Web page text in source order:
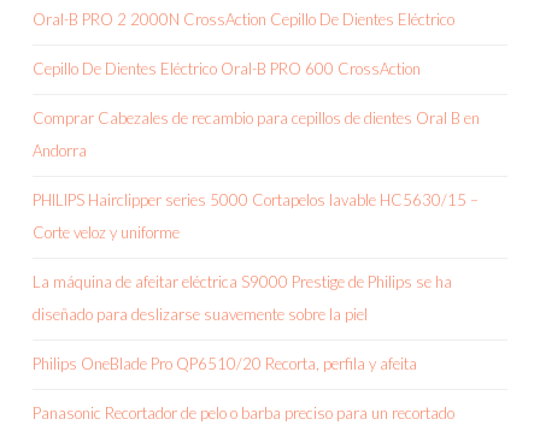
Oral-B PRO 2 2000N CrossAction Cepillo De Dientes Eléctrico
Cepillo De Dientes Eléctrico Oral-B PRO 600 CrossAction
Comprar Cabezales de recambio para cepillos de dientes Oral B en
Andorra
PHILIPS Hairclipper series 5000 Cortapelos lavable HC5630/15 –
Corte veloz y uniforme
La máquina de afeitar eléctrica S9000 Prestige de Philips se ha
diseñado para deslizarse suavemente sobre la piel
Philips OneBlade Pro QP6510/20 Recorta, perfila y afeita
Panasonic Recortador de pelo o barba preciso para un recortado